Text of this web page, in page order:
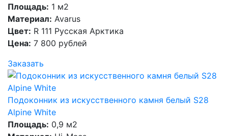
Площадь: 1 м2
Материал: Avarus
Цвет: R 111 Русская Арктика
Цена: 7 800 рублей
Заказать
Подоконник из искусственного камня белый S28
Alpine White
Площадь: 0,9 м2